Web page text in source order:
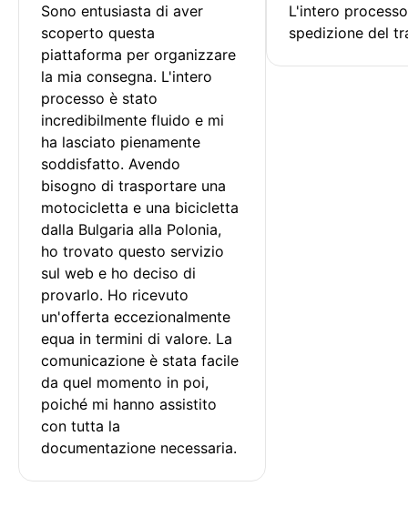
Sono entusiasta di aver
scoperto questa
piattaforma per organizzare
la mia consegna. L'intero
processo è stato
incredibilmente fluido e mi
ha lasciato pienamente
soddisfatto. Avendo
bisogno di trasportare una
motocicletta e una bicicletta
dalla Bulgaria alla Polonia,
ho trovato questo servizio
sul web e ho deciso di
provarlo. Ho ricevuto
un'offerta eccezionalmente
equa in termini di valore. La
comunicazione è stata facile
da quel momento in poi,
poiché mi hanno assistito
con tutta la
documentazione necessaria.
L'intero
spedizione del